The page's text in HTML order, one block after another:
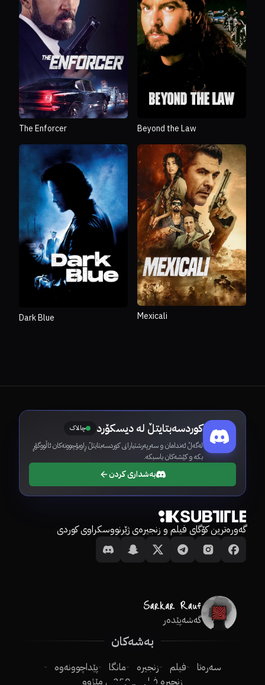
The Enforcer Beyond the Law
Dark Blue Mexicali
کوردسەبتایتڵ لە دیسکۆرد چالاک
لەگەڵ ئەندامان و سەرپەرشتیارانی کوردسەبتایتڵ ڕاوبۆچوونەکان ئاڵووگۆڕ
بکە و کێشەکان باسبکە.
بەشداری کردن
گەورەترین کۆگای فیلم و زنجیرەی ژێرنووسکراوی کوردی
گەشەپێدەر
بەشەکان
سەرەتا فیلم زنجیرە مانگا
پێداچوونەوە
زنجیرە فیلم
250ـی مێژوو